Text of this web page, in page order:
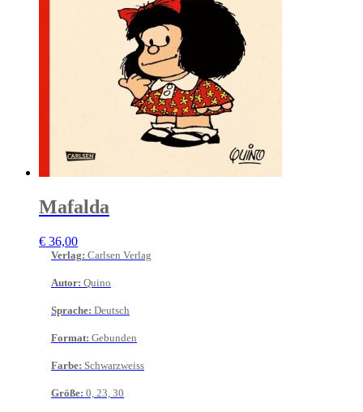
Mafalda
€ 36,00
Verlag: Carlsen Verlag
Autor: Quino
Sprache: Deutsch
Format: Gebunden
Farbe: Schwarzweiss
Größe: 0, 23, 30